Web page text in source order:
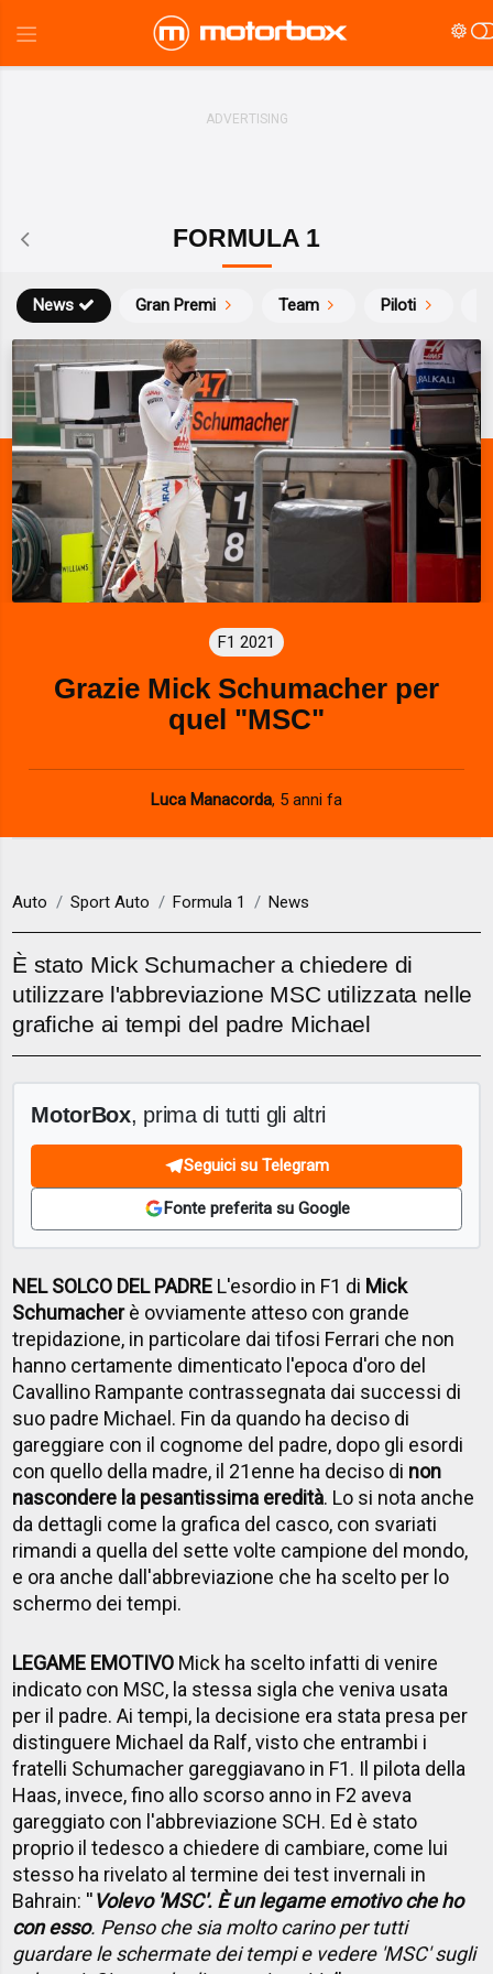
FORMULA 1
News Gran Premi Team Piloti
F1 2021
Grazie Mick Schumacher per
quel "MSC"
Luca Manacorda, 5 anni fa
Auto Sport Auto Formula 1 News
È stato Mick Schumacher a chiedere di
utilizzare l'abbreviazione MSC utilizzata nelle
grafiche ai tempi del padre Michael
MotorBox, prima di tutti gli altri
Seguici su Telegram
Fonte preferita su Google
NEL SOLCO DEL PADRE L'esordio in F1 di Mick
Schumacherè ovviamente atteso con grande
trepidazione, in particolare dai tifosi Ferrari che non
hanno certamente dimenticato l'epoca d'oro del
Cavallino Rampante contrassegnata dai successi di
suo padre Michael. Fin da quando ha deciso di
gareggiare con il cognome del padre, dopo gli esordi
con quello della madre, il 21enne ha deciso di non
nascondere la pesantissima eredità. Lo si nota anche
da dettagli come la grafica del casco, con svariati
rimandi a quella del sette volte campione del mondo,
e ora anche dall'abbreviazione che ha scelto per lo
schermo dei tempi.
LEGAME EMOTIVO Mick ha scelto infatti di venire
indicato con MSC, la stessa sigla che veniva usata
per il padre. Ai tempi, la decisione era stata presa per
distinguere Michael da Ralf, visto che entrambi i
fratelli Schumacher gareggiavano in F1. Il pilota della
Haas, invece, fino allo scorso anno in F2 aveva
gareggiato con l'abbreviazione SCH. Ed è stato
proprio il tedesco a chiedere di cambiare, come lui
stesso ha rivelato al termine dei test invernali in
Bahrain: ''Volevo 'MSC'. È un legame emotivo che ho
con esso. Penso che sia molto carino per tutti
guardare le schermate dei tempi e vedere 'MSC' sugli